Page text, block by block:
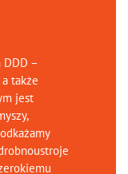
DDD –
także
jest